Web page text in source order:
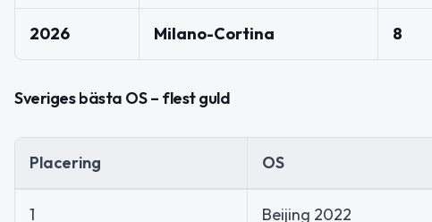
2026 Milano-Cortina 8
Sveriges bästa OS – flest guld
Placering OS
1 Beijing 2022